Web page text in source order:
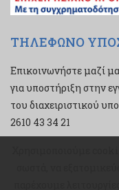
ΤΗΛΕΦΩΝΟ
Επικοινωνήστε μαζί
για υποστήριξη στην
του διαχειριστικού
2610 43 34 21